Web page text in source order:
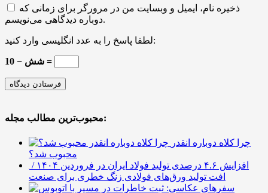
ذخیره نام، ایمیل و وبسایت من در مرورگر برای زمانی که
دوباره دیدگاهی می‌نویسم.
لطفا پاسخ را به عدد انگلیسی وارد کنید:
10 − شش =
محبوب‌ترین مطالب مجله:
چرا کلاه دوباره انقدر
محبوب شد؟
افزایش ۴.۶ درصدی تولید فولاد ایران در فروردین ۱۴۰۴ /
افت تولید ورق‌های فولادی زنگ خطری برای صنعت